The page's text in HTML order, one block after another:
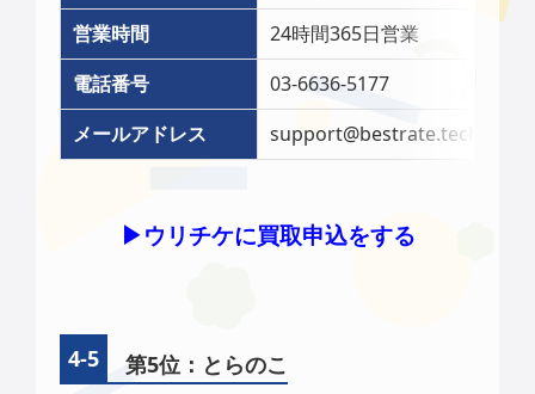
営業時間
24時間365日営業
電話番号
03-6636-5177
メールアドレス
support@bestrate.tech
▶︎ウリチケに買取申込をする
第5位：とらのこ